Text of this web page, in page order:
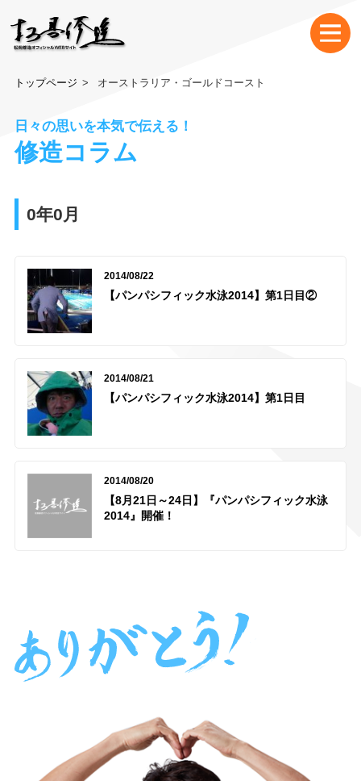
トップページ オーストラリア・ゴールドコースト
日々の思いを本気で伝える！
修造コラム
0年0月
2014/08/22
【パンパシフィック水泳2014】第1日目②
2014/08/21
【パンパシフィック水泳2014】第1日目
2014/08/20
【8月21日～24日】『パンパシフィック水泳
2014』開催！